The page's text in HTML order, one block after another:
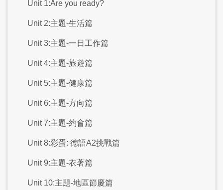
Unit 1:Are you ready?
Unit 2:主題-生活篇
Unit 3:主題-一日工作篇
Unit 4:主題-旅遊篇
Unit 5:主題-健康篇
Unit 6:主題-方向篇
Unit 7:主題-約會篇
Unit 8:彩蛋: 德語A2挑戰篇
Unit 9:主題-衣著篇
Unit 10:主題-地區節慶篇